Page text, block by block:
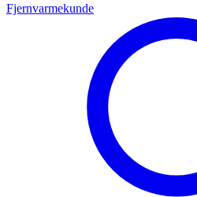
Fjernvarmekunde